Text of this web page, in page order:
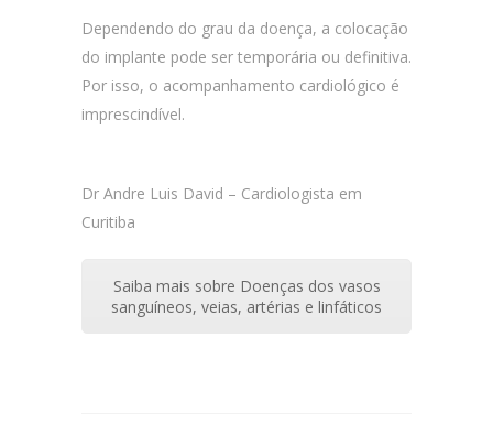
Dependendo do grau da doença, a colocação
do implante pode ser temporária ou definitiva.
Por isso, o acompanhamento cardiológico é
imprescindível.
Dr Andre Luis David – Cardiologista em
Curitiba
Saiba mais sobre Doenças dos vasos
sanguíneos, veias, artérias e linfáticos